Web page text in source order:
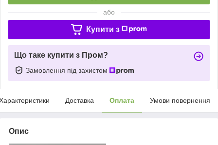
або
Купити з
Що таке купити з Пром?
Замовлення під захистом
Доставка Оплата Умови повернення
Опис